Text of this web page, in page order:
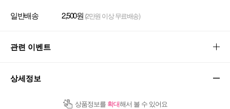
일반배송 2,500원 (2만원 이상 무료배송)
관련 이벤트
상세정보
상품정보를 확대해서 볼 수 있어요